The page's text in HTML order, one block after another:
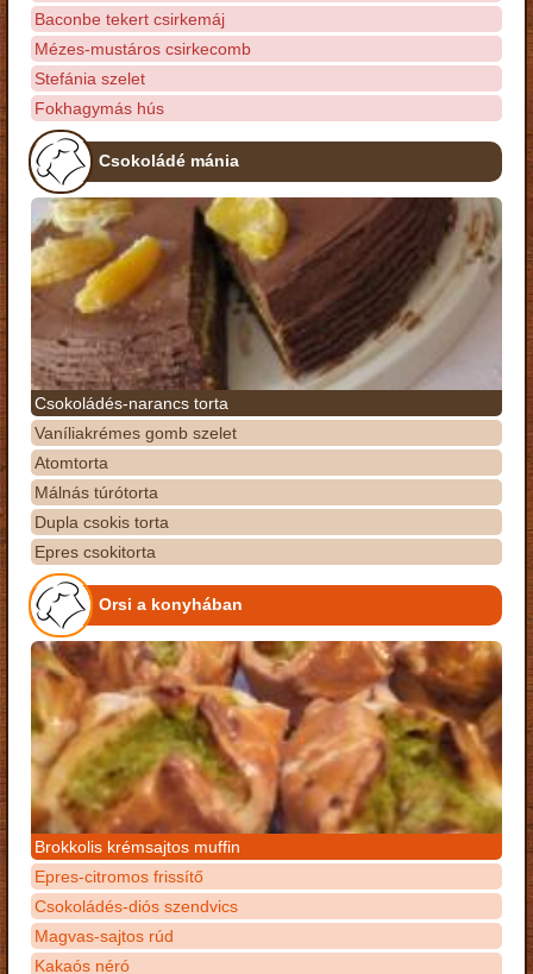
Baconbe tekert csirkemáj
Mézes-mustáros csirkecomb
Stefánia szelet
Fokhagymás hús
Csokoládé mánia
Csokoládés-narancs torta
Vaníliakrémes gomb szelet
Atomtorta
Málnás túrótorta
Dupla csokis torta
Epres csokitorta
Orsi a konyhában
Brokkolis krémsajtos muffin
Epres-citromos frissítő
Csokoládés-diós szendvics
Magvas-sajtos rúd
Kakaós néró